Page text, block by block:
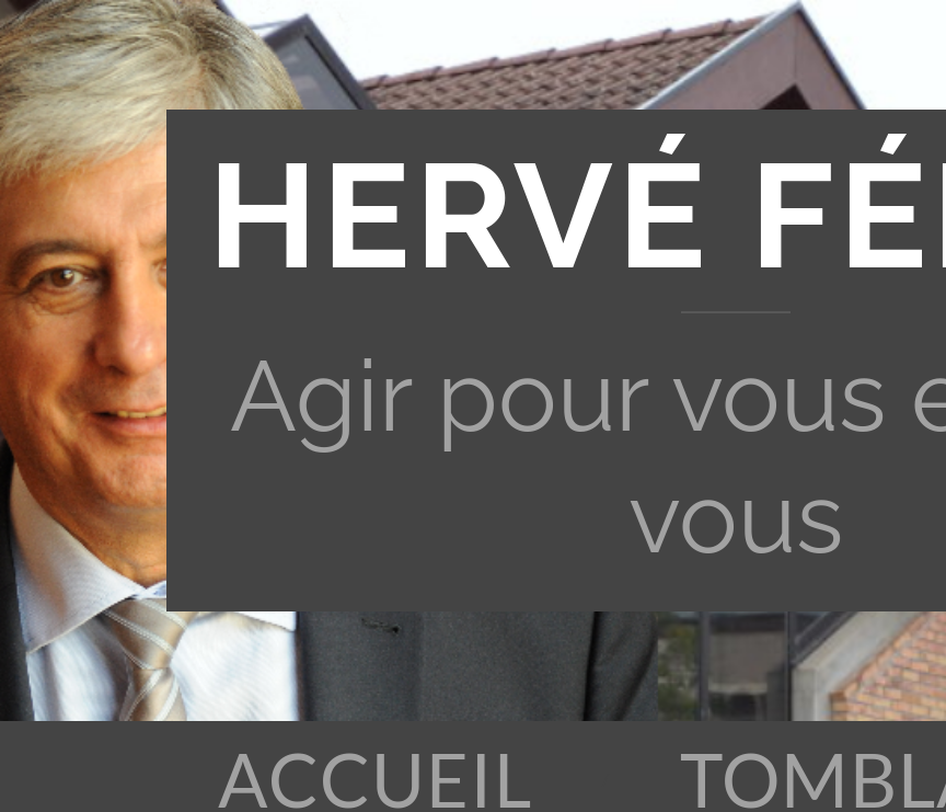
HERVÉ
Agir pour vous
vous
ACCUEIL